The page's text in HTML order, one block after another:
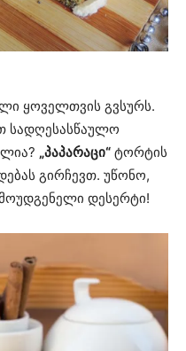
ყოველთვის გვსურს.
სადღესასწაულო
„პაპარაცი“ ტორტის
გირჩევთ. უწონო,
დესერტი!